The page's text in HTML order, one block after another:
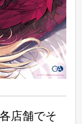
店舗でそ